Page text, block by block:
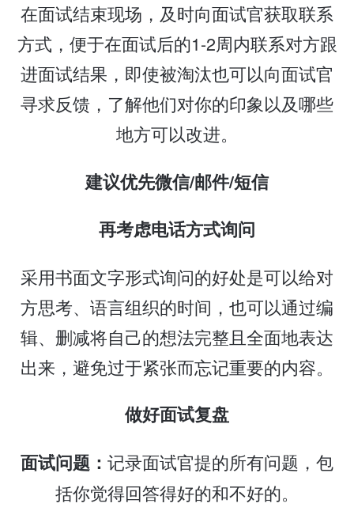
在面试结束现场，及时向面试官获取联系
方式，便于在面试后的1-2周内联系对方跟
进面试结果，即使被淘汰也可以向面试官
寻求反馈，了解他们对你的印象以及哪些
地方可以改进。
建议优先微信/邮件/短信
再考虑电话方式询问
采用书面文字形式询问的好处是可以给对
方思考、语言组织的时间，也可以通过编
辑、删减将自己的想法完整且全面地表达
出来，避免过于紧张而忘记重要的内容。
做好面试复盘
面试问题： 记录面试官提的所有问题，包
括你觉得回答得好的和不好的。